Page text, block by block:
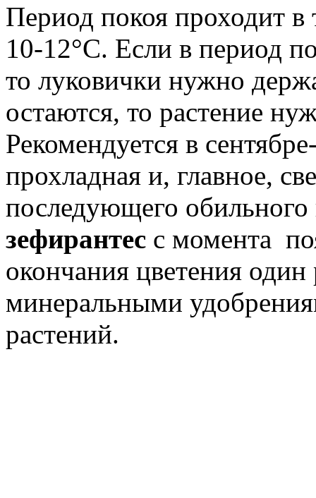
Период покоя проходит
10-12°С. Если в период
то луковички нужно
остаются, то растение
Рекомендуется в
прохладная и, главное,
последующего
зефирантес с момента
окончания цветения
минеральными
растений.